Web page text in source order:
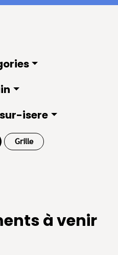
isere
Grille
à venir